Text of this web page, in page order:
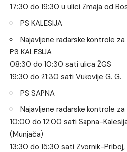
17:30 do 19:30 u ulici Zmaja od
PS KALESIJA
Najavljene radarske kontrole
PS KALESIJA
08:30 do 10:30 sati ulica ŽGS
19:30 do 21:30 sati Vukovije G. G.
PS SAPNA
Najavljene radarske kontrole
10:00 do 12:00 sati Sapna-
(Munjača)
13:30 do 15:30 sati Zvornik-